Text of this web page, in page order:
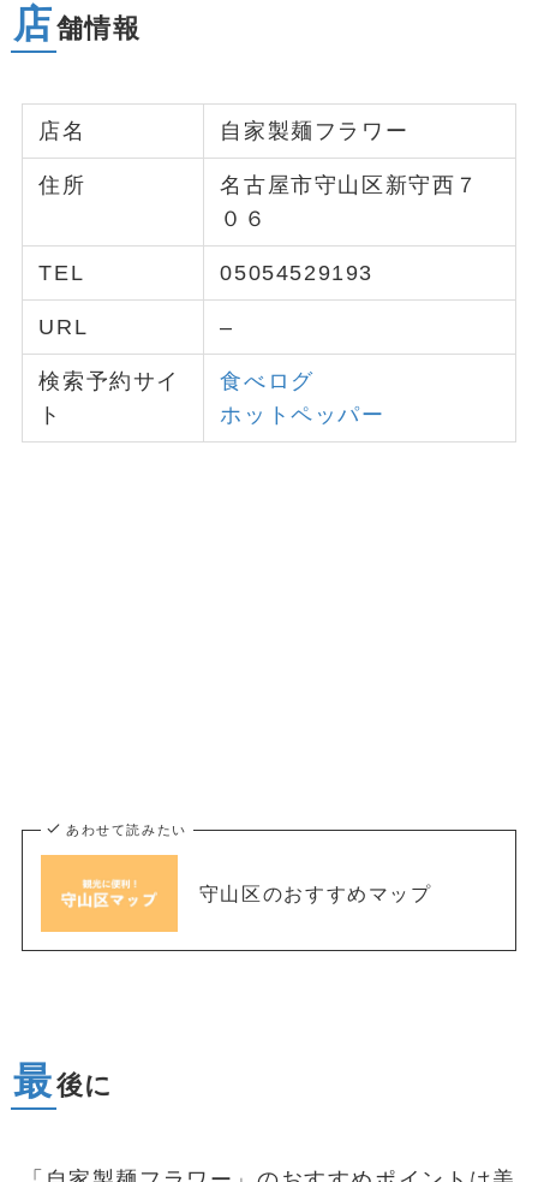
店舗情報
店名 自家製麺フラワー
住所
名古屋市守山区新守西７
０６
TEL 05054529193
URL –
検索予約サイ
ト
食べログ
ホットペッパー
あわせて読みたい
守山区のおすすめマップ
最後に